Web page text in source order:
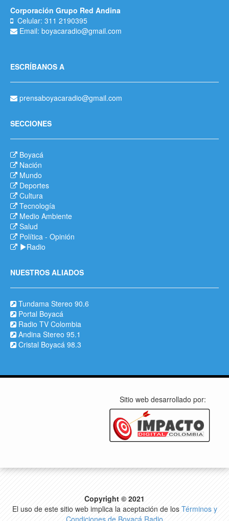
Corporación Grupo Red Andina
Celular: 311 2190395
Email: boyacaradio@gmail.com
ESCRÍBANOS A
prensaboyacaradio@gmail.com
SECCIONES
Boyacá
Nación
Mundo
Deportes
Cultura
Tecnología
Medio Ambiente
Salud
Política - Opinión
Radio
NUESTROS ALIADOS
Tundama Stereo 90.6
Portal Boyacá
Radio TV Colombia
Andina Stereo 95.1
Cristal Boyacá 98.3
Sitio web desarrollado por:
Copyright © 2021
El uso de este sitio web implica la aceptación de los Términos y